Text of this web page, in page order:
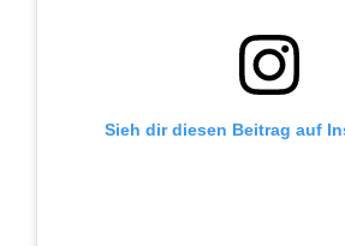
Sieh dir diesen Beitrag auf